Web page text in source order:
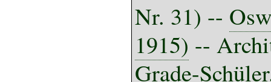
Nr. 31) --
1915) --
Grade-